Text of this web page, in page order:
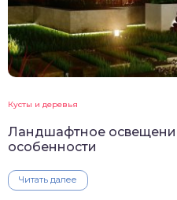
Кусты и деревья
Ландшафтное
особенности
Читать далее